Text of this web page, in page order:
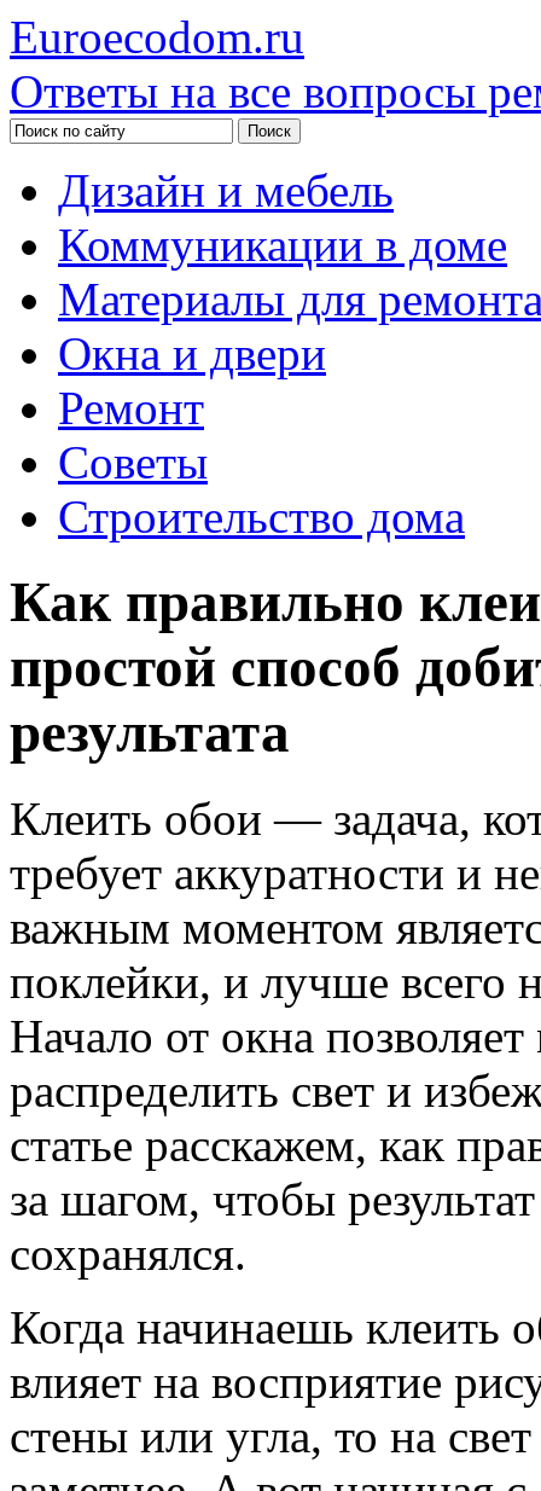
Euroecodom.ru
Ответы на все вопросы
Дизайн и мебель
Коммуникации в доме
Материалы для
Окна и двери
Ремонт
Советы
Строительство дома
Как правильно
простой способ
результата
Клеить обои — задача,
требует аккуратности и
важным моментом
поклейки, и лучше всего
Начало от окна
распределить свет и
статье расскажем, как
за шагом, чтобы
сохранялся.
Когда начинаешь клеить
влияет на восприятие
стены или угла, то на